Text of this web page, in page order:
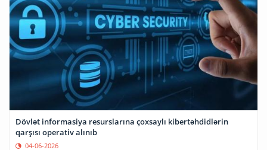
Dövlət informasiya resurslarına çoxsaylı kibertəhdidlərin
qarşısı operativ alınıb
04-06-2026